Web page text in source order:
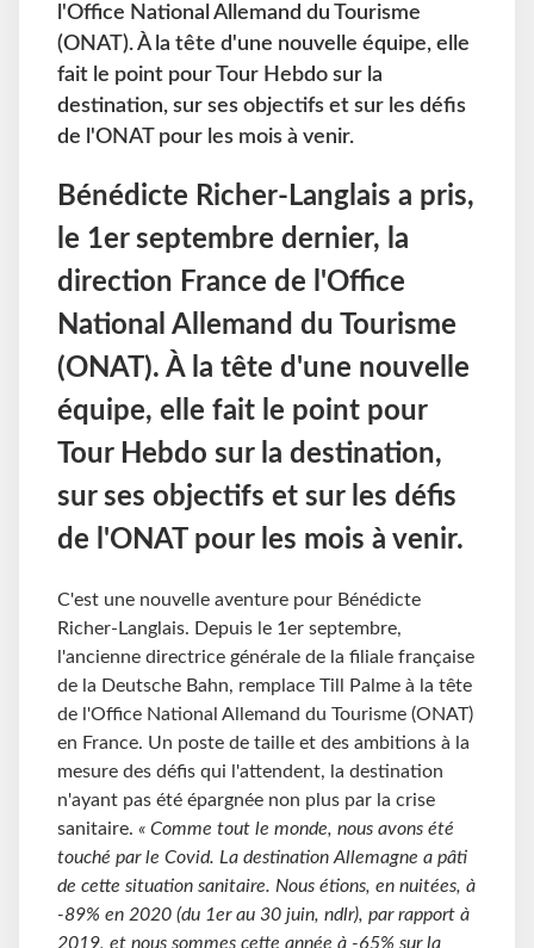
l'Office National Allemand du Tourisme
(ONAT). À la tête d'une nouvelle équipe, elle
fait le point pour Tour Hebdo sur la
destination, sur ses objectifs et sur les défis
de l'ONAT pour les mois à venir.
Bénédicte Richer-Langlais a pris,
le 1er septembre dernier, la
direction France de l'Office
National Allemand du Tourisme
(ONAT). À la tête d'une nouvelle
équipe, elle fait le point pour
Tour Hebdo sur la destination,
sur ses objectifs et sur les défis
de l'ONAT pour les mois à venir.
C'est une nouvelle aventure pour Bénédicte
Richer-Langlais. Depuis le 1er septembre,
l'ancienne directrice générale de la filiale française
de la Deutsche Bahn, remplace Till Palme à la tête
de l'Office National Allemand du Tourisme (ONAT)
en France. Un poste de taille et des ambitions à la
mesure des défis qui l'attendent, la destination
n'ayant pas été épargnée non plus par la crise
sanitaire. « Comme tout le monde, nous avons été
touché par le Covid. La destination Allemagne a pâti
de cette situation sanitaire. Nous étions, en nuitées, à
-89% en 2020 (du 1er au 30 juin, ndlr), par rapport à
2019, et nous sommes cette année à -65% sur la